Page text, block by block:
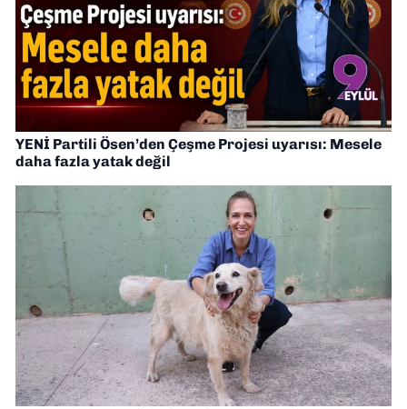
YENİ Partili Ösen’den Çeşme Projesi uyarısı: Mesele
daha fazla yatak değil